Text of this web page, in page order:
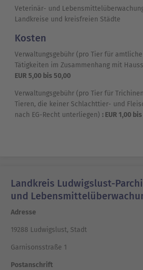
Veterinär- und
Landkreise und kreisfreien Städte
Kosten
Verwaltungsgebühr (pro Tier für
Tätigkeiten im Zusammenhang mit
EUR 5,00 bis 50,00
Verwaltungsgebühr (pro Tier für
Tieren, die keiner Schlachttier- und
nach EG-Recht unterliegen) : EUR 1,00
Landkreis Ludwigslust-
und
Adresse
19288 Ludwigslust, Stadt
Garnisonsstraße 1
Postanschrift